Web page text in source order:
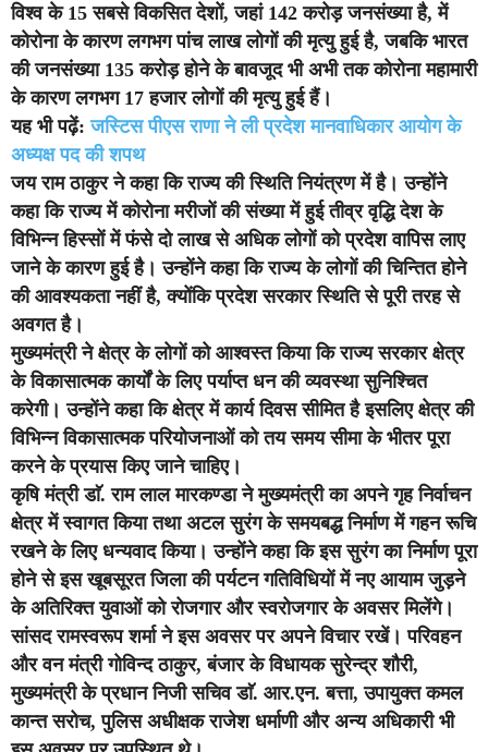
विश्व के 15 सबसे विकसित देशों, जहां 142 करोड़ जनसंख्या है, में
कोरोना के कारण लगभग पांच लाख लोगों की मृत्यु हुई है, जबकि भारत
की जनसंख्या 135 करोड़ होने के बावजूद भी अभी तक कोरोना महामारी
के कारण लगभग 17 हजार लोगों की मृत्यु हुई हैं।
यह भी पढ़ें: जस्टिस पीएस राणा ने ली प्रदेश मानवाधिकार आयोग के
अध्यक्ष पद की शपथ
जय राम ठाकुर ने कहा कि राज्य की स्थिति नियंत्रण में है। उन्होंने
कहा कि राज्य में कोरोना मरीजों की संख्या में हुई तीव्र वृद्धि देश के
विभिन्न हिस्सों में फंसे दो लाख से अधिक लोगों को प्रदेश वापिस लाए
जाने के कारण हुई है। उन्होंने कहा कि राज्य के लोगों की चिन्तित होने
की आवश्यकता नहीं है, क्योंकि प्रदेश सरकार स्थिति से पूरी तरह से
अवगत है।
मुख्यमंत्री ने क्षेत्र के लोगों को आश्वस्त किया कि राज्य सरकार क्षेत्र
के विकासात्मक कार्यों के लिए पर्याप्त धन की व्यवस्था सुनिश्चित
करेगी। उन्होंने कहा कि क्षेत्र में कार्य दिवस सीमित है इसलिए क्षेत्र की
विभिन्न विकासात्मक परियोजनाओं को तय समय सीमा के भीतर पूरा
करने के प्रयास किए जाने चाहिए।
कृषि मंत्री डाॅ. राम लाल मारकण्डा ने मुख्यमंत्री का अपने गृह निर्वाचन
क्षेत्र में स्वागत किया तथा अटल सुरंग के समयबद्ध निर्माण में गहन रूचि
रखने के लिए धन्यवाद किया। उन्होंने कहा कि इस सुरंग का निर्माण पूरा
होने से इस खूबसूरत जिला की पर्यटन गतिविधियों में नए आयाम जुड़ने
के अतिरिक्त युवाओं को रोजगार और स्वरोजगार के अवसर मिलेंगे।
सांसद रामस्वरूप शर्मा ने इस अवसर पर अपने विचार रखें। परिवहन
और वन मंत्री गोविन्द ठाकुर, बंजार के विधायक सुरेन्द्र शौरी,
मुख्यमंत्री के प्रधान निजी सचिव डाॅ. आर.एन. बत्ता, उपायुक्त कमल
कान्त सरोच, पुलिस अधीक्षक राजेश धर्माणी और अन्य अधिकारी भी